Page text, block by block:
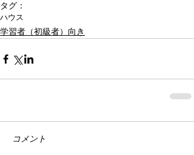
タグ：
ハウス
学習者（初級者）向き
コメント